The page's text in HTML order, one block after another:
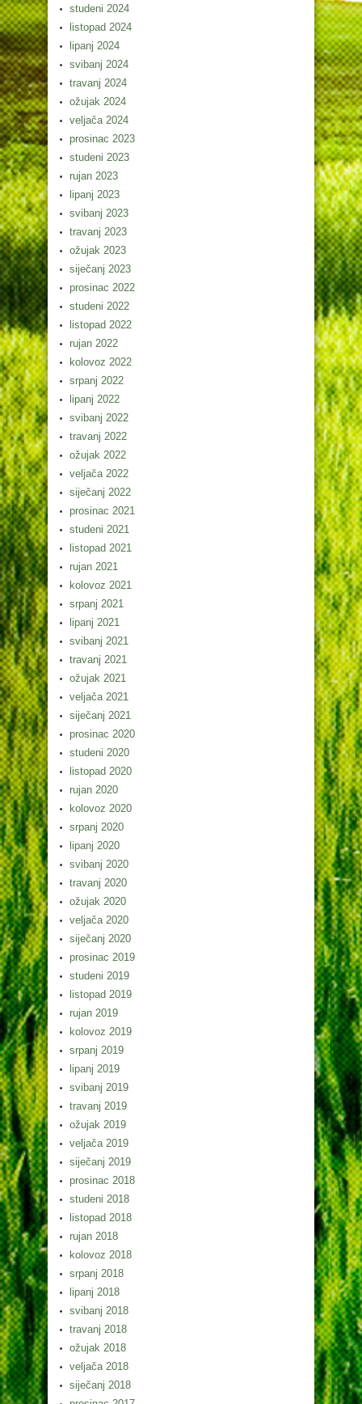
studeni 2024
listopad 2024
lipanj 2024
svibanj 2024
travanj 2024
ožujak 2024
veljača 2024
prosinac 2023
studeni 2023
rujan 2023
lipanj 2023
svibanj 2023
travanj 2023
ožujak 2023
siječanj 2023
prosinac 2022
studeni 2022
listopad 2022
rujan 2022
kolovoz 2022
srpanj 2022
lipanj 2022
svibanj 2022
travanj 2022
ožujak 2022
veljača 2022
siječanj 2022
prosinac 2021
studeni 2021
listopad 2021
rujan 2021
kolovoz 2021
srpanj 2021
lipanj 2021
svibanj 2021
travanj 2021
ožujak 2021
veljača 2021
siječanj 2021
prosinac 2020
studeni 2020
listopad 2020
rujan 2020
kolovoz 2020
srpanj 2020
lipanj 2020
svibanj 2020
travanj 2020
ožujak 2020
veljača 2020
siječanj 2020
prosinac 2019
studeni 2019
listopad 2019
rujan 2019
kolovoz 2019
srpanj 2019
lipanj 2019
svibanj 2019
travanj 2019
ožujak 2019
veljača 2019
siječanj 2019
prosinac 2018
studeni 2018
listopad 2018
rujan 2018
kolovoz 2018
srpanj 2018
lipanj 2018
svibanj 2018
travanj 2018
ožujak 2018
veljača 2018
siječanj 2018